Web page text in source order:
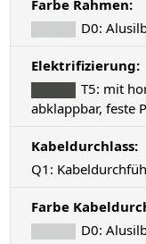
Farbe Rahmen:
D0:
Elektrifizierung:
T5: mit
abklappbar, feste
Kabeldurchlass:
Q1:
Farbe
D0: